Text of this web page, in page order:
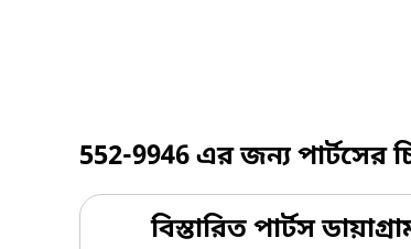
552-9946এর জন্য পার্টসের
বিস্তারিত পার্টস